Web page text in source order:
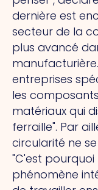
dernière est
secteur de la
plus avancé
entreprises
les
matériaux qui
ferraille". Par
circularité ne
"C'est
phénomène